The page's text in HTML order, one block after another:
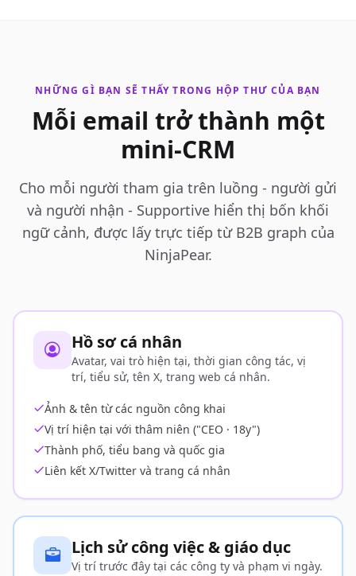
NHỮNG GÌ BẠN SẼ THẤY TRONG HỘP THƯ CỦA BẠN
Mỗi email trở thành một
mini-CRM
Cho mỗi người tham gia trên luồng - người gửi
và người nhận - Supportive hiển thị bốn khối
ngữ cảnh, được lấy trực tiếp từ B2B graph của
NinjaPear.
Hồ sơ cá nhân
Avatar, vai trò hiện tại, thời gian công tác, vị
trí, tiểu sử, tên X, trang web cá nhân.
Ảnh & tên từ các nguồn công khai
Vị trí hiện tại với thâm niên ("CEO · 18y")
Thành phố, tiểu bang và quốc gia
Liên kết X/Twitter và trang cá nhân
Lịch sử công việc & giáo dục
Vị trí trước đây tại các công ty và phạm vi ngày.